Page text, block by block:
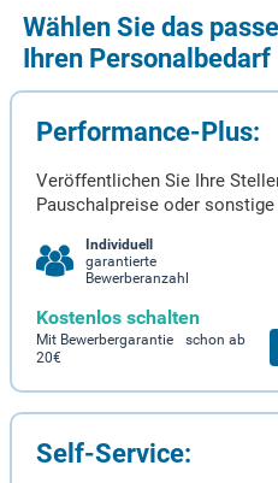
Wählen Sie das
Ihren Personalbedarf
Performance-Plus:
Veröffentlichen Sie Ihre
Pauschalpreise oder sonstige
Individuell
garantierte
Bewerberanzahl
Kostenlos schalten
Mit Bewerbergarantie schon ab
20€
Self-Service: